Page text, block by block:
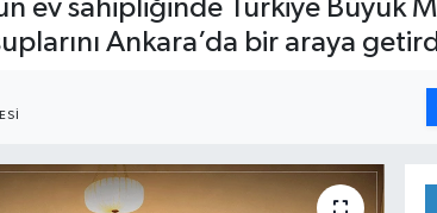
ev sahipliğinde Türkiye Büyük
Ankara’da bir araya